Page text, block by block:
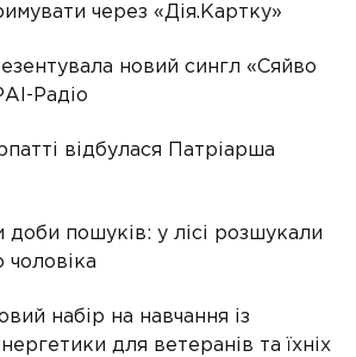
через «Дія.Картку»
новий сингл «Сяйво
Радіо
відбулася Патріарша
доби пошуків: у лісі розшукали
чоловіка
набір на навчання із
для ветеранів та їхніх